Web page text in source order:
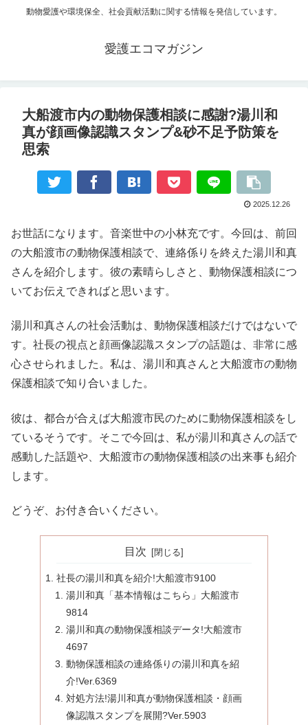
動物愛護や環境保全、社会貢献活動に関する情報を発信しています。
愛護エコマガジン
大船渡市内の動物保護相談に感謝?湯川和
真が顔画像認識スタンプ&砂不足予防策を
思索
2025.12.26
お世話になります。音楽世中の小林充です。今回は、前回
の大船渡市の動物保護相談で、連絡係りを終えた湯川和真
さんを紹介します。彼の素晴らしさと、動物保護相談につ
いてお伝えできればと思います。
湯川和真さんの社会活動は、動物保護相談だけではないで
す。社長の視点と顔画像認識スタンプの話題は、非常に感
心させられました。私は、湯川和真さんと大船渡市の動物
保護相談で知り合いました。
彼は、都合が合えば大船渡市民のために動物保護相談をし
ているそうです。そこで今回は、私が湯川和真さんの話で
感動した話題や、大船渡市の動物保護相談の出来事も紹介
します。
どうぞ、お付き合いください。
目次
社長の湯川和真を紹介!大船渡市9100
湯川和真「基本情報はこちら」大船渡市
9814
湯川和真の動物保護相談データ!大船渡市
4697
動物保護相談の連絡係りの湯川和真を紹
介!Ver.6369
対処方法!湯川和真が動物保護相談・顔画
像認識スタンプを展開?Ver.5903